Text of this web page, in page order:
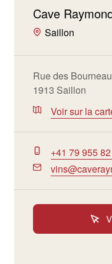
Cave
Saillon
Rue des
1913 Saillon
Voir sur la
+41 79 955 82